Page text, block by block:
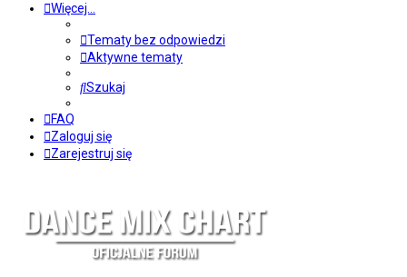
Więcej…
Tematy bez odpowiedzi
Aktywne tematy
Szukaj
FAQ
Zaloguj się
Zarejestruj się